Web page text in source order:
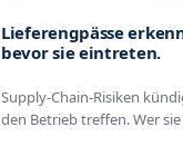
Lieferengpässe
bevor sie eintreten.
Supply-Chain-Risiken
den Betrieb treffen. Wer